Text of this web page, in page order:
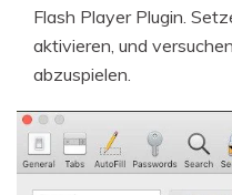
Flash Player Plugin.
aktivieren, und
abzuspielen.